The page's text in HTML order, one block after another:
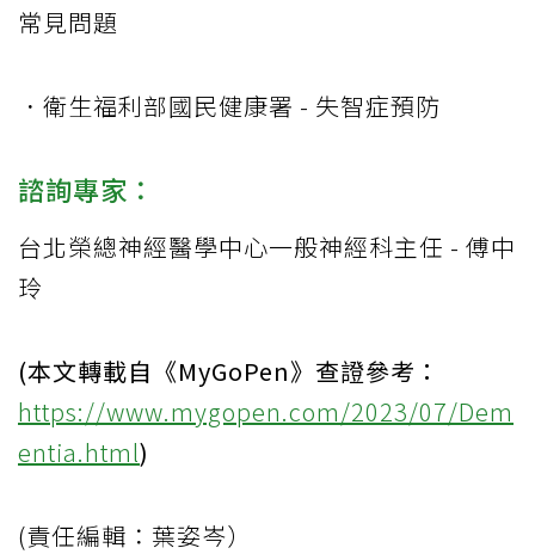
常見問題
．衛生福利部國民健康署 - 失智症預防
諮詢專家：
台北榮總神經醫學中心一般神經科主任 - 傅中
玲
(本文轉載自《MyGoPen》查證參考：
https://www.mygopen.com/2023/07/Dem
entia.html)
(責任編輯：葉姿岑）